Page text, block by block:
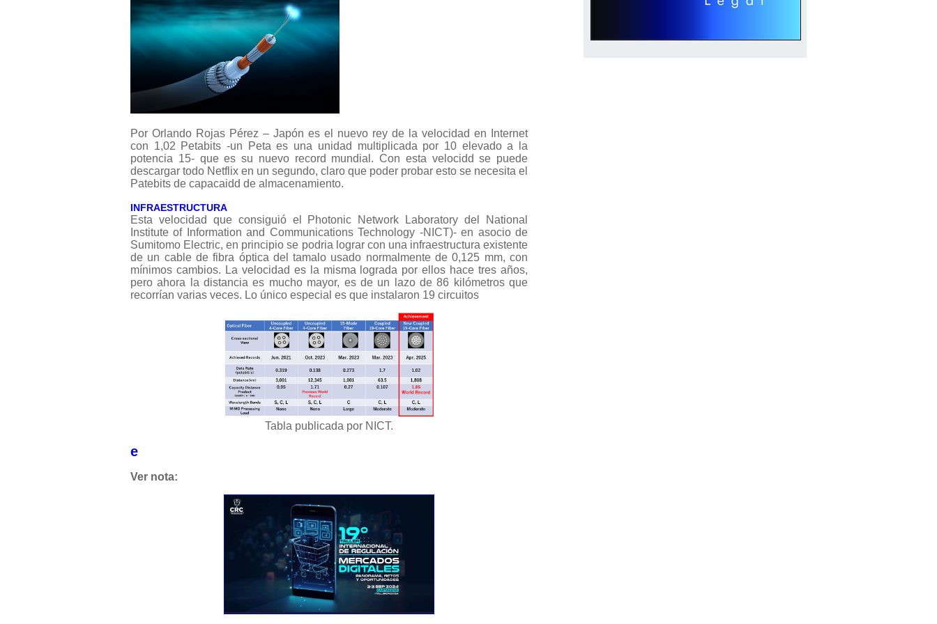
Por Orlando Rojas Pérez – Japón es el nuevo rey de la velocidad en Internet
con 1,02 Petabits -un Peta es una unidad multiplicada por 10 elevado a la
potencia 15- que es su nuevo record mundial. Con esta velocidd se puede
descargar todo Netflix en un segundo, claro que poder probar esto se necesita el
Patebits de capacaidd de almacenamiento.
INFRAESTRUCTURA
Esta velocidad que consiguió el Photonic Network Laboratory del National
Institute of Information and Communications Technology -NICT)- en asocio de
Sumitomo Electric, en principio se podria lograr con una infraestructura existente
de un cable de fibra óptica del tamalo usado normalmente de 0,125 mm, con
mínimos cambios. La velocidad es la misma lograda por ellos hace tres años,
pero ahora la distancia es mucho mayor, es de un lazo de 86 kilómetros que
recorrían varias veces. Lo único especial es que instalaron 19 circuitos
Tabla publicada por NICT.
e
Ver nota: